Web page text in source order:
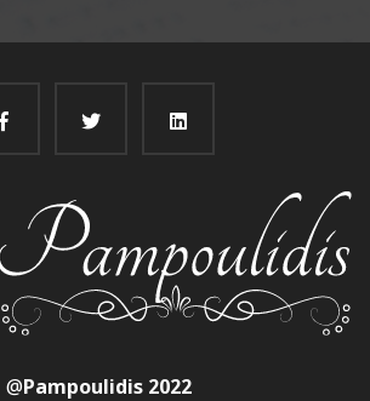
@Pampoulidis 2022